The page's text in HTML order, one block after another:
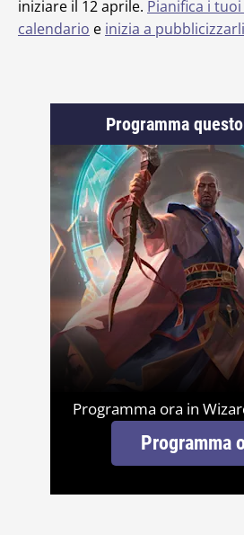
iniziare il 12 aprile. Pianifica i
calendario e inizia a pubblicizzarli
Programma
Programma ora in
Programma